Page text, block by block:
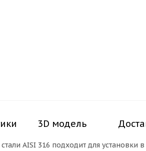
3D модель
AISI 316 подходит для